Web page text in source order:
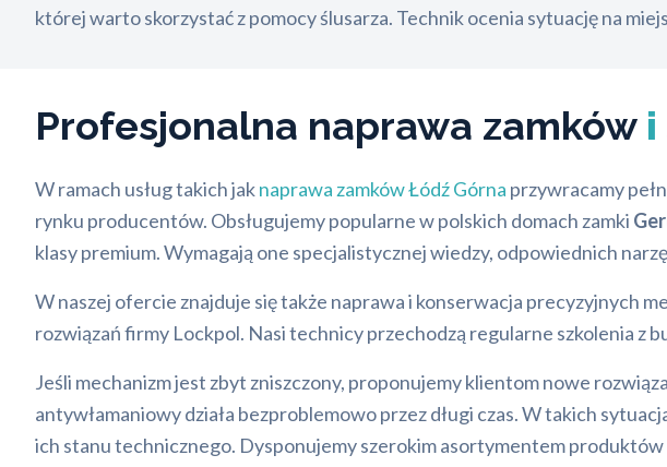
której warto skorzystać z pomocy ślusarza. Technik ocenia sytuację na
Profesjonalna naprawa zamków i
W ramach usług takich jaknaprawa zamków Łódź Górna przywracamy
rynku producentów. Obsługujemy popularne w polskich domach zamki
klasy premium. Wymagają one specjalistycznej wiedzy, odpowiednich
W naszej ofercie znajduje się także naprawa i konserwacja precyzyjnych
rozwiązań firmy Lockpol. Nasi technicy przechodzą regularne szkolenia z
Jeśli mechanizm jest zbyt zniszczony, proponujemy klientom nowe
antywłamaniowy działa bezproblemowo przez długi czas. W takich
ich stanu technicznego. Dysponujemy szerokim asortymentem